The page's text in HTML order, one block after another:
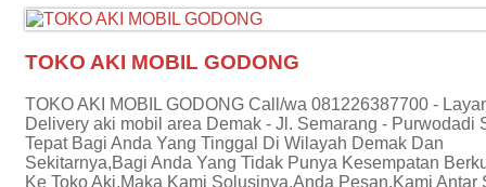
TOKO AKI MOBIL GODONG
TOKO AKI MOBIL GODONG Call/wa 081226387700 -
Delivery aki mobil area Demak - Jl. Semarang - Purwodadi
Tepat Bagi Anda Yang Tinggal Di Wilayah Demak Dan
Sekitarnya,Bagi Anda Yang Tidak Punya Kesempatan
Ke Toko Aki,Maka Kami Solusinya.Anda Pesan,Kami Antar